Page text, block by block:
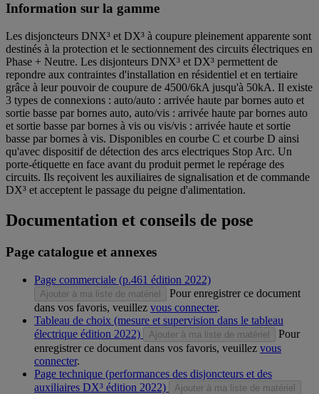
Information sur la gamme
Les disjoncteurs DNX³ et DX³ à coupure pleinement apparente sont
destinés à la protection et le sectionnement des circuits électriques en
Phase + Neutre. Les disjonteurs DNX³ et DX³ permettent de
repondre aux contraintes d'installation en résidentiel et en tertiaire
grâce à leur pouvoir de coupure de 4500/6kA jusqu'à 50kA. Il existe
3 types de connexions : auto/auto : arrivée haute par bornes auto et
sortie basse par bornes auto, auto/vis : arrivée haute par bornes auto
et sortie basse par bornes à vis ou vis/vis : arrivée haute et sortie
basse par bornes à vis. Disponibles en courbe C et courbe D ainsi
qu'avec dispositif de détection des arcs electriques Stop Arc. Un
porte-étiquette en face avant du produit permet le repérage des
circuits. Ils reçoivent les auxiliaires de signalisation et de commande
DX³ et acceptent le passage du peigne d'alimentation.
Documentation et conseils de pose
Page catalogue et annexes
Page commerciale (p.461 édition 2022)
Ajouter à ma liste de matériel
Pour enregistrer ce document
dans vos favoris, veuillez vous connecter.
Tableau de choix (mesure et supervision dans le tableau
électrique édition 2022)
Ajouter à ma liste de matériel
Pour
enregistrer ce document dans vos favoris, veuillez vous
connecter.
Page technique (performances des disjoncteurs et des
auxiliaires DX³ édition 2022)
Ajouter à ma liste de matériel